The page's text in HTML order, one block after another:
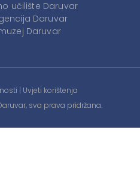
učilište Daruvar
Daruvar
Daruvar
| Uvjeti korištenja
sva prava pridržana.